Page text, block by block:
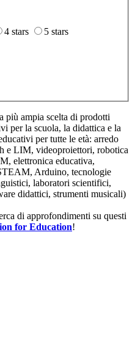
4 stars
5 stars
più ampia scelta di prodotti
per la scuola, la didattica e la
per tutte le età: arredo
e LIM, videoproiettori, robotica
elettronica educativa,
Arduino, tecnologie
laboratori scientifici,
didattici, strumenti musicali)
di approfondimenti su questi
for Education!